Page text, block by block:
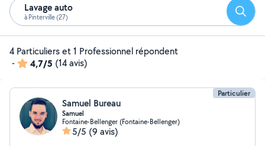
Lavage auto
à Pinterville (27)
4 Particuliers et 1 Professionnel répondent
-
4,7/5 (14 avis)
Particulier
Samuel Bureau
Samuel
Fontaine-Bellenger (Fontaine-Bellenger)
5/5 (9 avis)